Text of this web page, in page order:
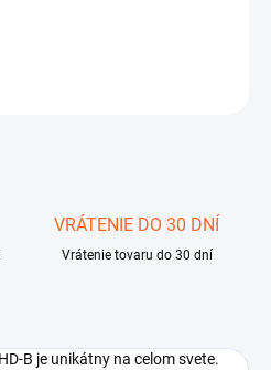
VRÁTENIE DO 30 DNÍ
Vrátenie tovaru do 30 dní
B je unikátny na celom svete.